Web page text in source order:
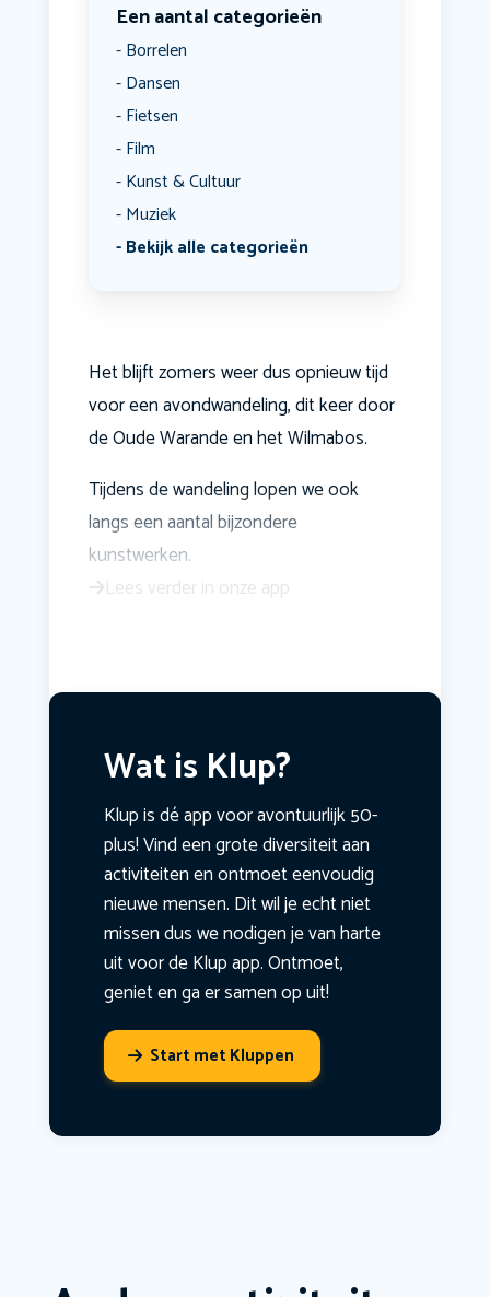
Een aantal categorieën
Borrelen
Dansen
Fietsen
Film
Kunst & Cultuur
Muziek
Bekijk alle categorieën
Het blijft zomers weer dus opnieuw tijd
voor een avondwandeling, dit keer door
de Oude Warande en het Wilmabos.
Tijdens de wandeling lopen we ook
langs een aantal bijzondere
kunstwerken.
Lees verder in onze app
Wat is Klup?
Klup is dé app voor avontuurlijk 50-
plus! Vind een grote diversiteit aan
activiteiten en ontmoet eenvoudig
nieuwe mensen. Dit wil je echt niet
missen dus we nodigen je van harte
uit voor de Klup app. Ontmoet,
geniet en ga er samen op uit!
Start met Kluppen